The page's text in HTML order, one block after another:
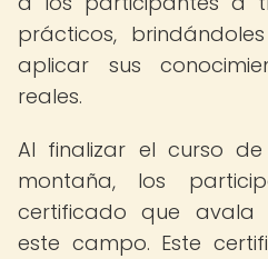
prácticos,
aplicar sus
reales.
Al finalizar el curso
montaña, los
certificado que avala
este campo. Este